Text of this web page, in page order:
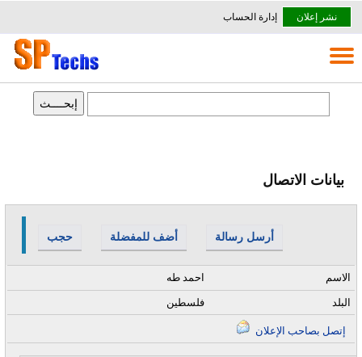
نشر إعلان إدارة الحساب
بيانات الاتصال
حجب أضف للمفضلة أرسل رسالة
احمد طه الاسم
فلسطين البلد